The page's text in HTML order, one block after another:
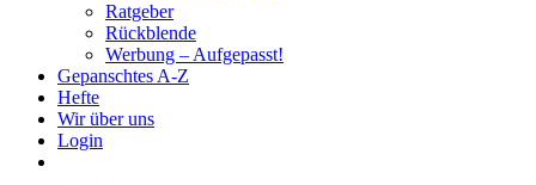
Ratgeber
Rückblende
Werbung – Aufgepasst!
Gepanschtes A-Z
Hefte
Wir über uns
Login